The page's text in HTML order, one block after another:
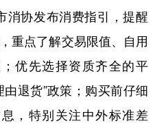
协发布消费指引，提醒
重点了解交易限值、自用
优先选择资质齐全的平
退货”政策；购买前仔细
，特别关注中外标准差